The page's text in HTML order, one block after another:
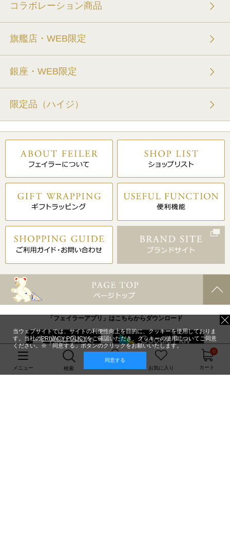
コラボレーション商品
旗艦店・WEB限定
銀座・WEB限定
限定品（ハイジ）
「フェイラーアプリ」はこちらからダウンロード
メニュー 検索 お気に入り
0
カート
当ウェブサイトでは、サイトの利便性向上を目的に、クッキーを使用しておりま
す。当社のPRIVACY POLICYをご確認いただき、クッキーの使用についてご同意
ください。※「同意する」ボタンのクリックをお願いいたします。
同意する